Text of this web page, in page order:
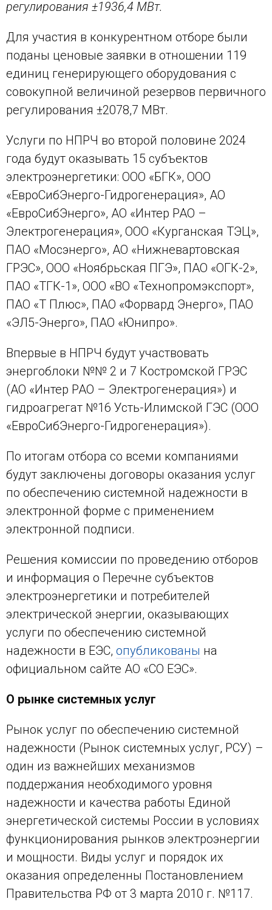
регулирования ±1936,4 МВт.
Для участия в конкурентном отборе были
поданы ценовые заявки в отношении 119
единиц генерирующего оборудования с
совокупной величиной резервов первичного
регулирования ±2078,7 МВт.
Услуги по НПРЧ во второй половине 2024
года будут оказывать 15 субъектов
электроэнергетики: ООО «БГК», ООО
«ЕвроСибЭнерго-Гидрогенерация», АО
«ЕвроСибЭнерго», АО «Интер РАО –
Электрогенерация», ООО «Курганская ТЭЦ»,
ПАО «Мосэнерго», АО «Нижневартовская
ГРЭС», ООО «Ноябрьская ПГЭ», ПАО «ОГК-2»,
ПАО «ТГК-1», ООО «ВО «Технопромэкспорт»,
ПАО «Т Плюс», ПАО «Форвард Энерго», ПАО
«ЭЛ5-Энерго», ПАО «Юнипро».
Впервые в НПРЧ будут участвовать
энергоблоки №№ 2 и 7 Костромской ГРЭС
(АО «Интер РАО – Электрогенерация») и
гидроагрегат №16 Усть-Илимской ГЭС (ООО
«ЕвроСибЭнерго-Гидрогенерация»).
По итогам отбора со всеми компаниями
будут заключены договоры оказания услуг
по обеспечению системной надежности в
электронной форме с применением
электронной подписи.
Решения комиссии по проведению отборов
и информация о Перечне субъектов
электроэнергетики и потребителей
электрической энергии, оказывающих
услуги по обеспечению системной
надежности в ЕЭС, опубликованы на
официальном сайте АО «СО ЕЭС».
О рынке системных услуг
Рынок услуг по обеспечению системной
надежности (Рынок системных услуг, РСУ) –
один из важнейших механизмов
поддержания необходимого уровня
надежности и качества работы Единой
энергетической системы России в условиях
функционирования рынков электроэнергии
и мощности. Виды услуг и порядок их
оказания определенны Постановлением
Правительства РФ от 3 марта 2010 г. №117.